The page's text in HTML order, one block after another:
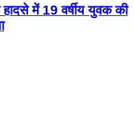
में 19 वर्षीय युवक की